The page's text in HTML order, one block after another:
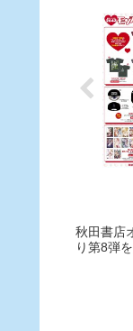
秋田書店
り第8弾